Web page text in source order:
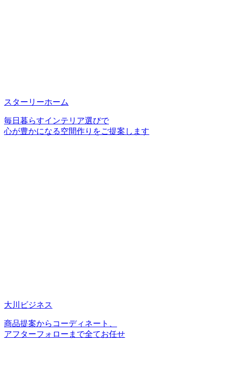
スターリーホーム
毎日暮らすインテリア選びで
心が豊かになる空間作りをご提案します
大川ビジネス
商品提案からコーディネート、
アフターフォローまで全てお任せ